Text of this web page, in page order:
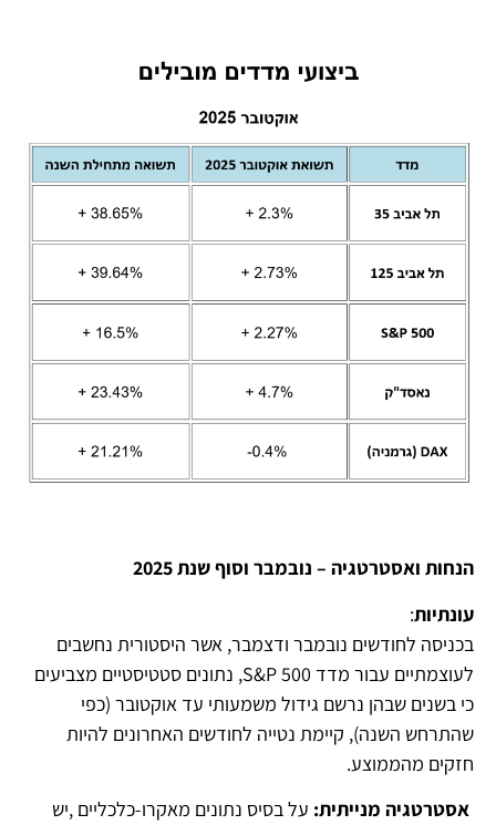
הנחות ואסטרטגיה – נובמבר וסוף שנת 2025
עונתיות:
בכניסה לחודשים נובמבר ודצמבר, אשר היסטורית נחשבים
לעוצמתיים עבור מדד S&P 500, נתונים סטטיסטיים מצביעים
כי בשנים שבהן נרשם גידול משמעותי עד אוקטובר (כפי
שהתרחש השנה), קיימת נטייה לחודשים האחרונים להיות
חזקים מהממוצע.
אסטרטגיה מנייתית: על בסיס נתונים מאקרו-כלכליים ,יש